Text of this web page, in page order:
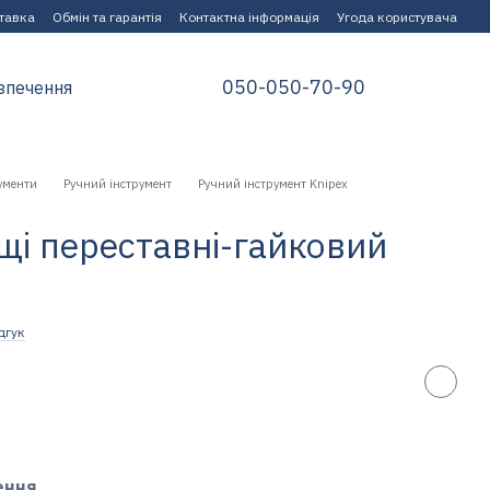
Обмін та гарантія Контактна інформація Угода користувача
050-050-70-90
Ручний інструмент
Ручний інструмент Knipex
переставні-гайковий